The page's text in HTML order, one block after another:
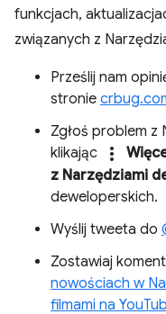
funkcjach,
związanych z
Prześlij nam
stronie
Zgłoś problem z
klikając
more_vert
z Narzędziami
deweloperskich.
Wyślij tweeta do
Zostawiaj
nowościach w
filmami na